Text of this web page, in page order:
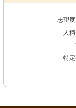
志望
人
特